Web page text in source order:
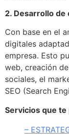
2. Desarrollo
Con base en el
digitales
empresa. Esto
web, creación
sociales, el
SEO (Search
Servicios que
–